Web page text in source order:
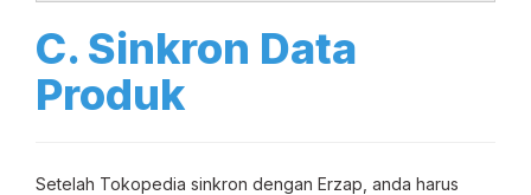
C. Sinkron Data
Produk
Setelah Tokopedia sinkron dengan Erzap, anda harus